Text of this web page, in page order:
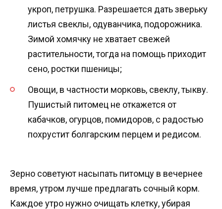
укроп, петрушка. Разрешается дать зверьку
листья свеклы, одуванчика, подорожника.
Зимой хомячку не хватает свежей
растительности, тогда на помощь приходит
сено, ростки пшеницы;
Овощи, в частности морковь, свеклу, тыкву.
Пушистый питомец не откажется от
кабачков, огурцов, помидоров, с радостью
похрустит болгарским перцем и редисом.
Зерно советуют насыпать питомцу в вечернее
время, утром лучше предлагать сочный корм.
Каждое утро нужно очищать клетку, убирая